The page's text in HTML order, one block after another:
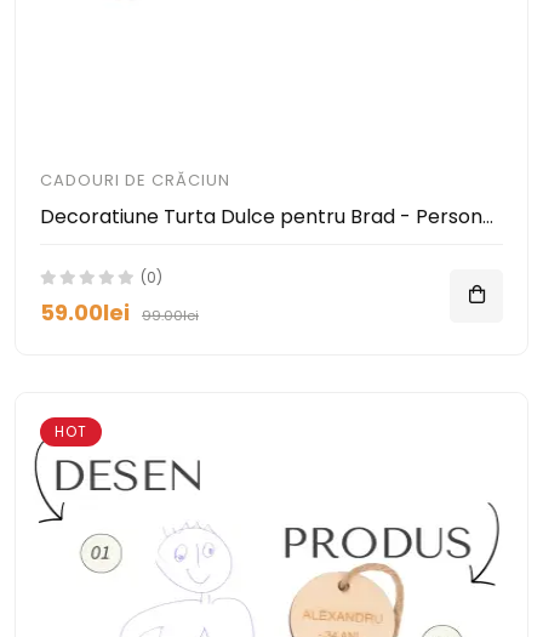
CADOURI DE CRĂCIUN
Decoratiune Turta Dulce pentru Brad - Personalizabila cu Numele
(0)
59.00lei 99.00lei
HOT